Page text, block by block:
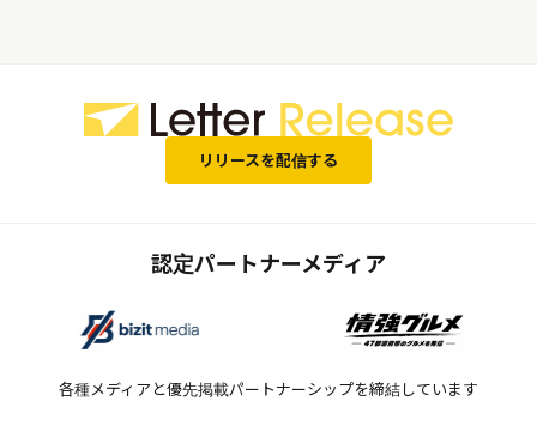
リリースを配信する
認定パートナーメディア
各種メディアと優先掲載パートナーシップを締結しています